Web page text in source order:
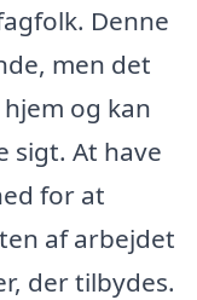
Denne
men det
og kan
sigt. At have
for at
af arbejdet
der tilbydes.